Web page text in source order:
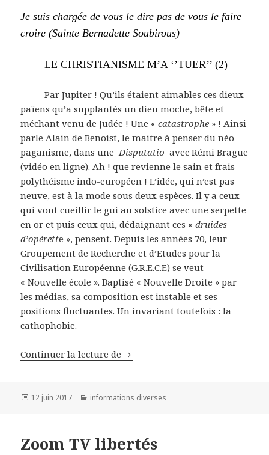
Je suis chargée de vous le dire pas de vous le faire
croire (Sainte Bernadette Soubirous)
LE CHRISTIANISME M’A ‘’TUER’’ (2)
Par Jupiter ! Qu’ils étaient aimables ces dieux
païens qu’a supplantés un dieu moche, bête et
méchant venu de Judée ! Une «catastrophe » ! Ainsi
parle Alain de Benoist, le maitre à penser du néo-
paganisme, dans uneDisputatio avec Rémi Brague
(vidéo en ligne). Ah ! que revienne le sain et frais
polythéisme indo-européen ! L’idée, qui n’est pas
neuve, est à la mode sous deux espèces. Il y a ceux
qui vont cueillir le gui au solstice avec une serpette
en or et puis ceux qui, dédaignant ces «druides
d’opérette », pensent. Depuis les années 70, leur
Groupement de Recherche et d’Etudes pour la
Civilisation Européenne (G.R.E.C.E) se veut
« Nouvelle école ». Baptisé « Nouvelle Droite » par
les médias, sa composition est instable et ses
positions fluctuantes. Un invariant toutefois : la
cathophobie.
Continuer la lecture de Le christianisme « m’a tuer » – 2
Publié
12 juin 2017 Catégories
informations diverses
Zoom TV libertés